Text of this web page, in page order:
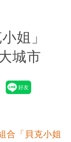
妹」13字
得自己檢
疫苗缺
意阻擋
班異動 日
姐」
城市
合「貝克小姐